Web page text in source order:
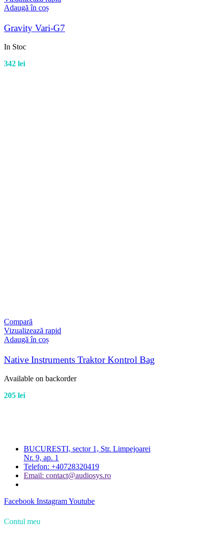
Adaugă în coș
Gravity Vari-G7
In Stoc
342 lei
Compară
Vizualizează rapid
Adaugă în coș
Native Instruments Traktor Kontrol Bag
Available on backorder
205 lei
BUCURESTI, sector 1, Str. Limpejoarei
Nr. 9, ap. 1
Telefon: +40728320419
Email: contact@audiosys.ro
Facebook InstagramYoutube
Contul meu